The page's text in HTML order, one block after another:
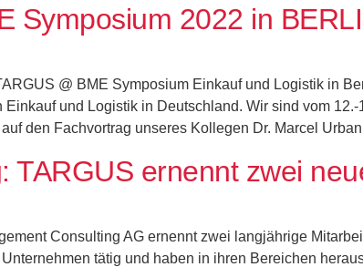
Symposium 2022 in
@ BME Symposium Einkauf und Logistik in
und Logistik in Deutschland.​ Wir sind vom
den Fachvortrag unseres Kollegen Dr. Marcel
TARGUS ernennt zwei
Consulting AG ernennt zwei langjährige
tätig und haben in ihren Bereichen